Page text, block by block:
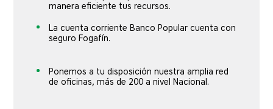
manera eficiente tus recursos.
La cuenta corriente Banco Popular cuenta con
seguro Fogafín.
Ponemos a tu disposición nuestra amplia red
de oficinas, más de 200 a nivel Nacional.